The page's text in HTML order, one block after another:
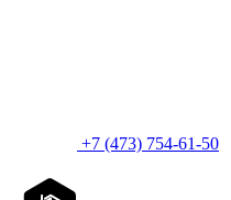
+7 (473) 754-61-50